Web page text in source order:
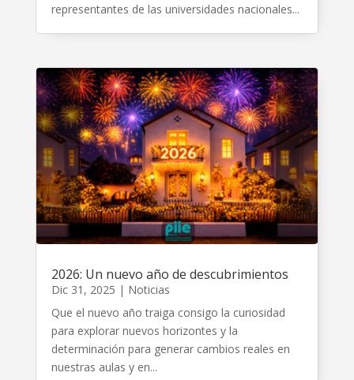
representantes de las universidades nacionales...
2026: Un nuevo año de descubrimientos
Dic 31, 2025 | Noticias
Que el nuevo año traiga consigo la curiosidad
para explorar nuevos horizontes y la
determinación para generar cambios reales en
nuestras aulas y en...